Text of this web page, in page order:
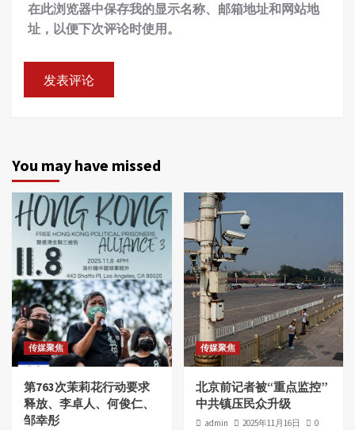
在此浏览器中保存我的显示名称、邮箱地址和网站地
址，以便下次评论时使用。
You may have missed
传媒聚焦
第763次茉莉花行动要求
释放、李卓人、何俊仁、
邹幸彤
传媒聚焦
北京前记者被“重点监控”
中共镇压民众升级
admin 2025年11月16日 0